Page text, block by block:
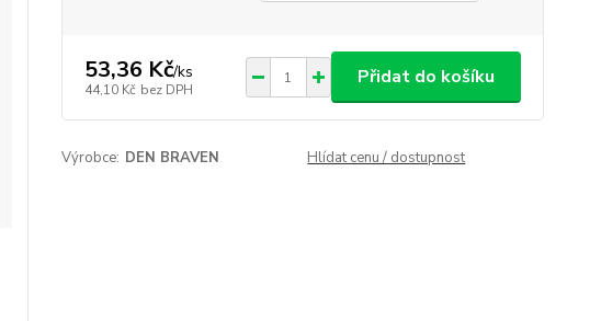
53,36 Kč/ks
44,10 Kč bez DPH
Přidat do košíku
Výrobce: DEN BRAVEN Hlídat cenu / dostupnost